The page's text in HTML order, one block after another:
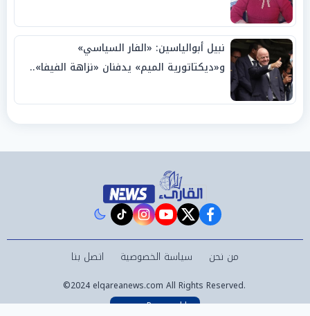
نبيل أبوالياسين: «الفار السياسي»
و«ديكتاتورية الميم» يدفنان «نزاهة الفيفا»..
facebook
twitter
youtube
instagram
tiktok
من نحن سياسة الخصوصية اتصل بنا
©2024 elqareanews.com All Rights Reserved.
Powered by